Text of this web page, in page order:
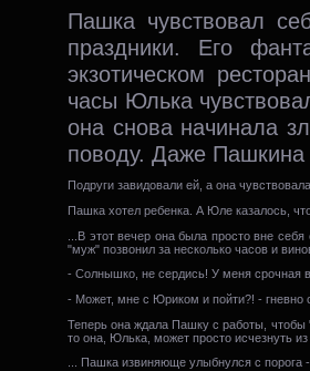
Пашка чувствовал
праздники. Его
экзотическом
часы Юлька
она снова начинала
поводу. Даже Пашкина
Подруги завидовали ей, а она
Пашка хотел ребенка. А Юле казалось,
...В этот вечер она была просто вне
"муж" позвонил за несколько часов и
- Солнышко, не сердись! У меня
- Может, мне с Юриком и пойти?! - гневно
Теперь она ждала Пашку с работы, чтобы
то она, Юлька, может просто исчезнуть из
... Пашка извиняюще улыбнулся с порога